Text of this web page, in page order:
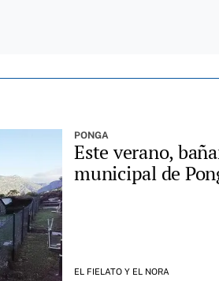
PONGA
Este verano,
municipal de
EL FIELATO Y EL NORA